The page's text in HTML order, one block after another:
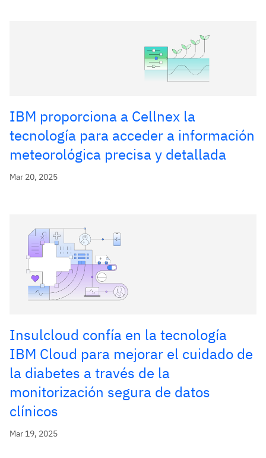
IBM proporciona a Cellnex la
tecnología para acceder a información
meteorológica precisa y detallada
Mar 20, 2025
Insulcloud confía en la tecnología
IBM Cloud para mejorar el cuidado de
la diabetes a través de la
monitorización segura de datos
clínicos
Mar 19, 2025